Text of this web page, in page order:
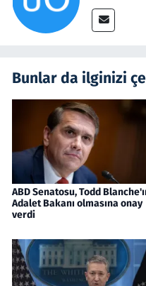
Bunlar da ilginizi
ABD Senatosu, Todd
Adalet Bakanı olmasına onay
verdi